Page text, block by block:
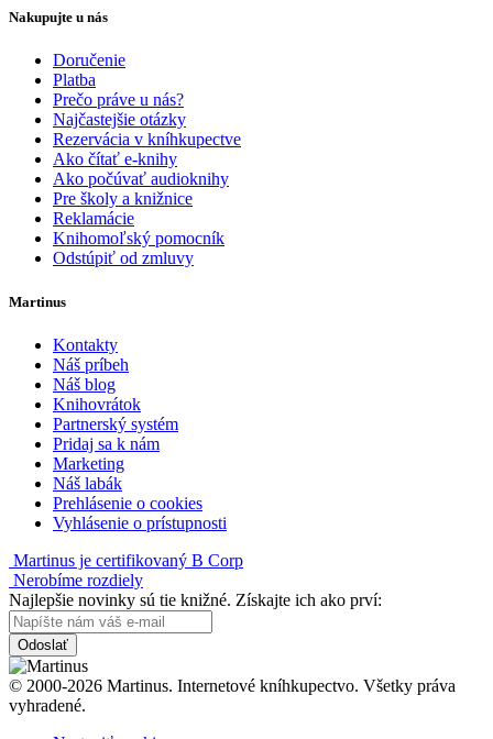
Nakupujte u nás
Doručenie
Platba
Prečo práve u nás?
Najčastejšie otázky
Rezervácia v kníhkupectve
Ako čítať e-knihy
Ako počúvať audioknihy
Pre školy a knižnice
Reklamácie
Knihomoľský pomocník
Odstúpiť od zmluvy
Martinus
Kontakty
Náš príbeh
Náš blog
Knihovrátok
Partnerský systém
Pridaj sa k nám
Marketing
Náš labák
Prehlásenie o cookies
Vyhlásenie o prístupnosti
Martinus je certifikovaný B Corp
Nerobíme rozdiely
Najlepšie novinky sú tie knižné. Získajte ich ako prví:
Odoslať
© 2000-2026 Martinus. Internetové kníhkupectvo. Všetky práva
vyhradené.